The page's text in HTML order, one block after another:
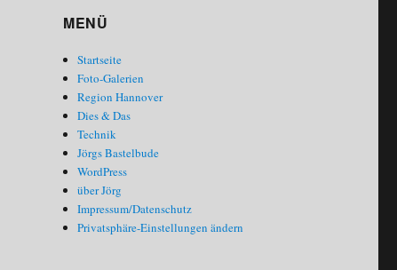
MENÜ
Startseite
Foto-Galerien
Region Hannover
Dies & Das
Technik
Jörgs Bastelbude
WordPress
über Jörg
Impressum/Datenschutz
Privatsphäre-Einstellungen ändern